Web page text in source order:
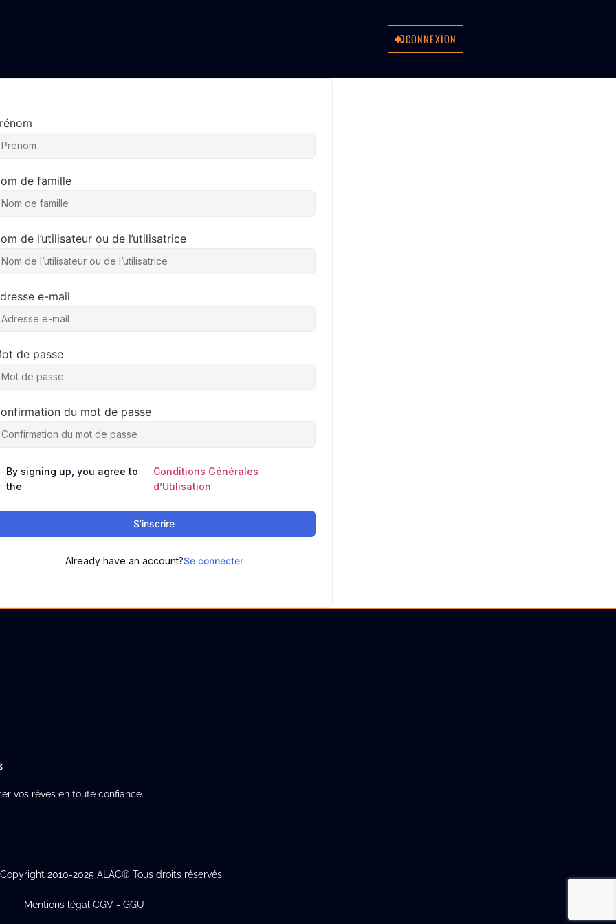
CONNEXION
de famille
de l’utilisateur ou de l’utilisatrice
e-mail
de passe
du mot de passe
By signing up, you agree to
the
Conditions Générales
d’Utilisation
S’inscrire
Already have an account?Se connecter
vos rêves en toute confiance.
2010-2025 ALAC® Tous droits réservés.
Mentions légal CGV - GGU